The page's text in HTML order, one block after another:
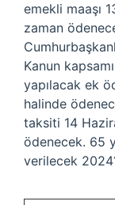
emekli maaşı
zaman
Kanun
yapılacak ek
halinde
taksiti 14
ödenecek. 65
verilecek